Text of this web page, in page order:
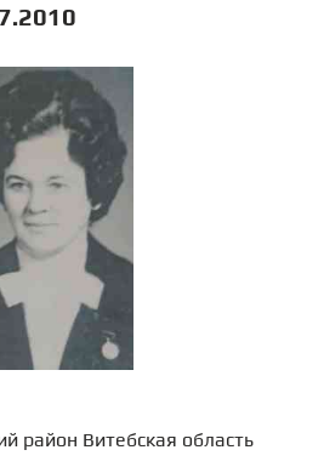
район Витебская область